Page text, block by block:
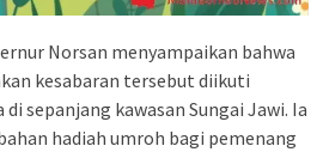
Norsan menyampaikan bahwa
kesabaran tersebut diikuti
sepanjang kawasan Sungai Jawi. Ia
hadiah umroh bagi pemenang